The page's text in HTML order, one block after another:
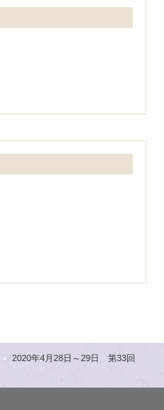
2020年4月28日～29日 第33回